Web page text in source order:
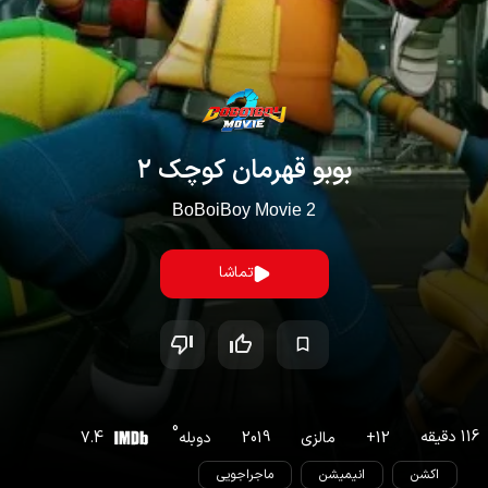
بوبو قهرمان کوچک ۲
BoBoiBoy Movie 2
تماشا
116 دقیقه 12
+ مالزی 2019 دوبله0
7.4
اکشن انیمیشن ماجراجویی